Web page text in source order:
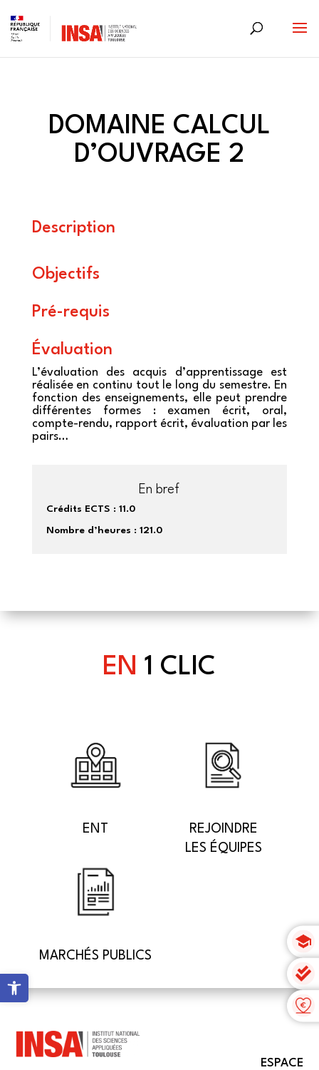
to
content
Ouvrir la barre d’outils
DOMAINE CALCUL
D’OUVRAGE 2
Description
Objectifs
Pré-requis
Évaluation
L’évaluation des acquis d’apprentissage est
réalisée en continu tout le long du semestre. En
fonction des enseignements, elle peut prendre
différentes formes : examen écrit, oral,
compte-rendu, rapport écrit, évaluation par les
pairs…
En bref
Crédits ECTS : 11.0
Nombre d’heures : 121.0
EN 1 CLIC
ENT
REJOINDRE
LES ÉQUIPES
MARCHÉS PUBLICS
ESPACE